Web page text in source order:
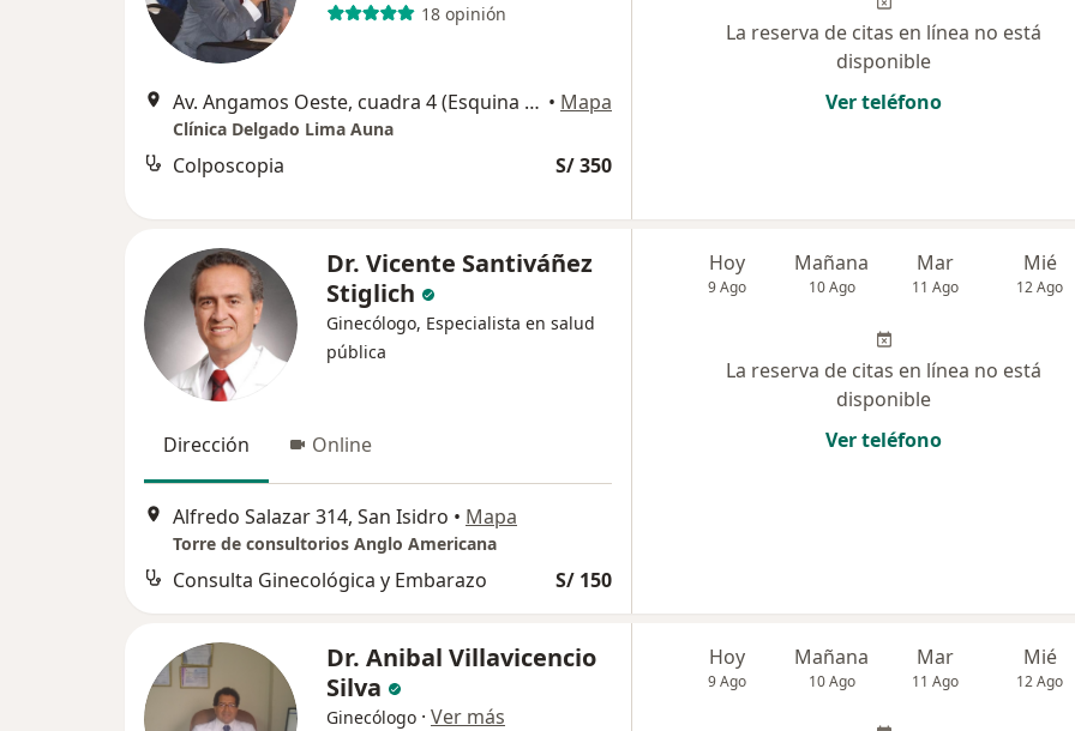
18 opinión
Av. Angamos Oeste, cuadra 4 (Esquina con la calle General Borgoño), Miraflores • Mapa
Clínica Delgado Lima Auna
Colposcopia S/ 350
La reserva de citas en línea no está
disponible
Ver teléfono
Dr. Vicente Santiváñez
Stiglich
Ginecólogo, Especialista en salud
pública
Dirección Online
Alfredo Salazar 314, San Isidro • Mapa
Torre de consultorios Anglo Americana
Consulta Ginecológica y Embarazo S/ 150
Hoy
9 Ago
Mañana
10 Ago
Mar
11 Ago
Mié
12 Ago
La reserva de citas en línea no está
disponible
Ver teléfono
Dr. Anibal Villavicencio
Silva
Ginecólogo · Ver más
Hoy
9 Ago
Mañana
10 Ago
Mar
11 Ago
Mié
12 Ago